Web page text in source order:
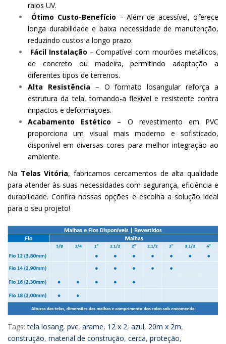
raios UV.
Ótimo Custo-Benefício – Além de acessível, oferece
longa durabilidade e baixa necessidade de manutenção,
reduzindo custos a longo prazo.
Fácil Instalação – Compatível com mourões metálicos,
de concreto ou madeira, permitindo adaptação a
diferentes tipos de terrenos.
Alta Resistência – O formato losangular reforça a
estrutura da tela, tornando-a flexível e resistente contra
impactos e deformações.
Acabamento Estético – O revestimento em PVC
proporciona um visual mais moderno e sofisticado,
disponível em diversas cores para melhor integração ao
ambiente.
Na Telas Vitória, fabricamos cercamentos de alta qualidade
para atender às suas necessidades com segurança, eficiência e
durabilidade. Confira nossas opções e escolha a solução ideal
para o seu projeto!
Tags:tela losang, pvc, arame, 12 x 2, azul, 20m x 2m,
construção, material de construção, cerca, proteção,